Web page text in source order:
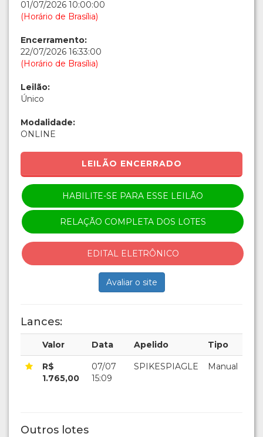
01/07/2026 10:00:00
(Horário de Brasília)
Encerramento:
22/07/2026 16:33:00
(Horário de Brasília)
Leilão:
Único
Modalidade:
ONLINE
LEILÃO ENCERRADO
HABILITE-SE PARA ESSE LEILÃO
RELAÇÃO COMPLETA DOS LOTES
EDITAL ELETRÔNICO
Avaliar o site
Lances:
Valor Data Apelido Tipo
R$
1.765,00
07/07
15:09
SPIKESPIAGLE Manual
Outros lotes